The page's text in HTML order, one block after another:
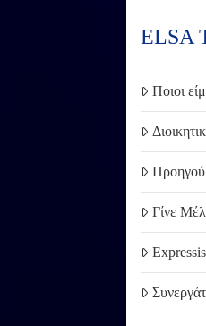
ELSA
Ποιοι
Γίνε